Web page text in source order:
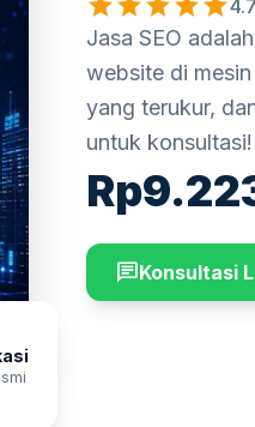
Jasa SEO
website di
yang terukur,
untuk konsultasi!
Rp
chatKonsultasi